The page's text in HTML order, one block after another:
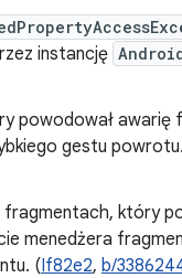
instancję
powodował awarię
gestu
który
menedżera
(If82e2, b/